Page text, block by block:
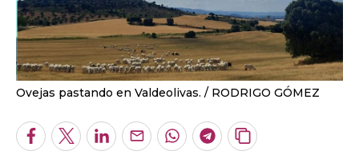
Ovejas pastando en Valdeolivas. RODRIGO GÓMEZ
Facebook
TwitterLinkedInEnviarWhatsapp
Telegram
Copiar